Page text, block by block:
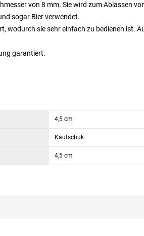
von 8 mm. Sie wird zum Ablassen
sogar Bier verwendet.
wodurch sie sehr einfach zu bedienen ist.
garantiert.
4,5 cm
Kautschuk
4,5 cm